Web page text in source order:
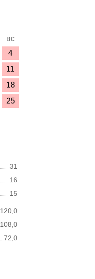
вс
4
11
18
25
31
16
15
120,0
108,0
72,0